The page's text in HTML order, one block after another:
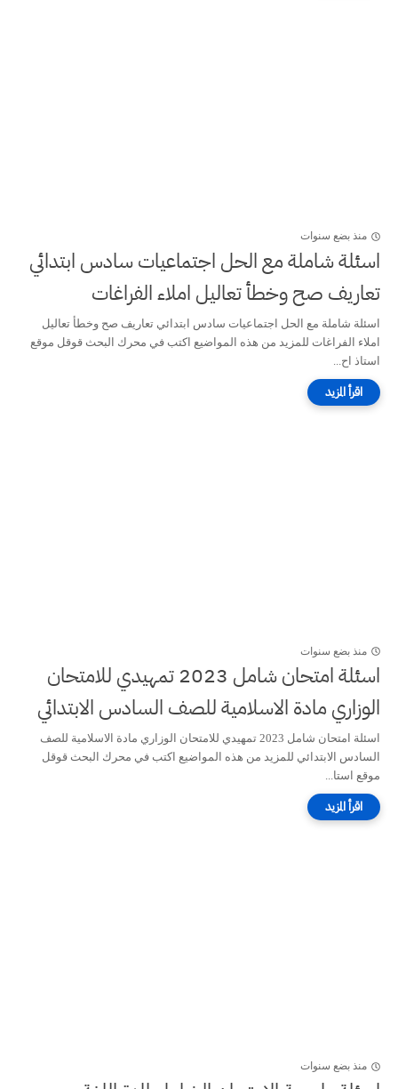
منذ بضع سنوات
اسئلة شاملة مع الحل اجتماعيات سادس ابتدائي
تعاريف صح وخطأ تعاليل املاء الفراغات
اسئلة شاملة مع الحل اجتماعيات سادس ابتدائي تعاريف صح وخطأ تعاليل
املاء الفراغات للمزيد من هذه المواضيع اكتب في محرك البحث قوقل موقع
استاذ اح...
منذ بضع سنوات
اسئلة امتحان شامل 2023 تمهيدي للامتحان
الوزاري مادة الاسلامية للصف السادس الابتدائي
اسئلة امتحان شامل 2023 تمهيدي للامتحان الوزاري مادة الاسلامية للصف
السادس الابتدائي للمزيد من هذه المواضيع اكتب في محرك البحث قوقل
موقع استا...
منذ بضع سنوات